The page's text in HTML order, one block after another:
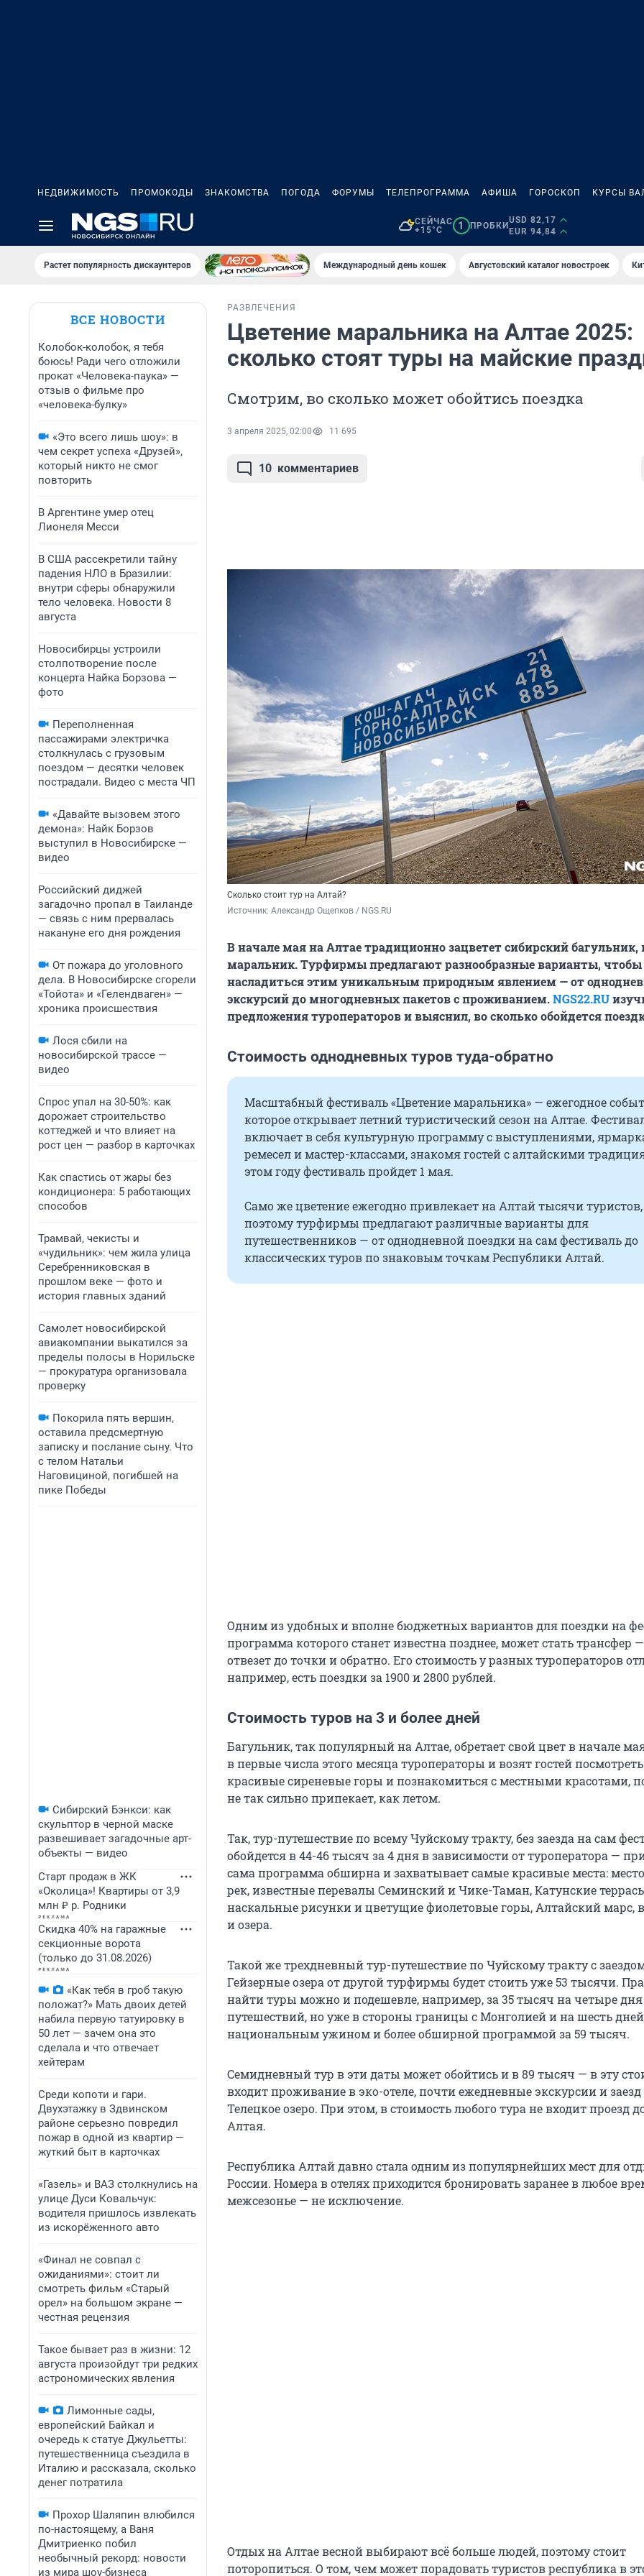
НЕДВИЖИМОСТЬ ПРОМОКОДЫ ЗНАКОМСТВА ПОГОДА ФОРУМЫ ТЕЛЕПРОГРАММА АФИША ГОРОСКОП КУРСЫ
СЕЙЧАС
+15°C
1 ПРОБКИ
USD 82,17
EUR 94,84
Растет популярность дискаунтеров Международный день кошек Августовский каталог новостроек
ВСЕ НОВОСТИ
Колобок-колобок, я тебя
боюсь! Ради чего отложили
прокат «Человека-паука» —
отзыв о фильме про
«человека-булку»
«Это всего лишь шоу»: в
чем секрет успеха «Друзей»,
который никто не смог
повторить
В Аргентине умер отец
Лионеля Месси
В США рассекретили тайну
падения НЛО в Бразилии:
внутри сферы обнаружили
тело человека. Новости 8
августа
Новосибирцы устроили
столпотворение после
концерта Найка Борзова —
фото
Переполненная
пассажирами электричка
столкнулась с грузовым
поездом — десятки человек
пострадали. Видео с места ЧП
«Давайте вызовем этого
демона»: Найк Борзов
выступил в Новосибирске —
видео
Российский диджей
загадочно пропал в Таиланде
— связь с ним прервалась
накануне его дня рождения
От пожара до уголовного
дела. В Новосибирске сгорели
«Тойота» и «Гелендваген» —
хроника происшествия
Лося сбили на
новосибирской трассе —
видео
Спрос упал на 30-50%: как
дорожает строительство
коттеджей и что влияет на
рост цен — разбор в карточках
Как спастись от жары без
кондиционера: 5 работающих
способов
Трамвай, чекисты и
«чудильник»: чем жила улица
Серебренниковская в
прошлом веке — фото и
история главных зданий
Самолет новосибирской
авиакомпании выкатился за
пределы полосы в Норильске
— прокуратура организовала
проверку
Покорила пять вершин,
оставила предсмертную
записку и послание сыну. Что
с телом Натальи
Наговициной, погибшей на
пике Победы
Сибирский Бэнкси: как
скульптор в черной маске
развешивает загадочные арт-
объекты — видео
Старт продаж в ЖК
«Околица»! Квартиры от 3,9
млн ₽ р. Родники
Скидка 40% на гаражные
секционные ворота
(только до 31.08.2026)
«Как тебя в гроб такую
положат?» Мать двоих детей
набила первую татуировку в
50 лет — зачем она это
сделала и что отвечает
хейтерам
Среди копоти и гари.
Двухэтажку в Здвинском
районе серьезно повредил
пожар в одной из квартир —
жуткий быт в карточках
«Газель» и ВАЗ столкнулись на
улице Дуси Ковальчук:
водителя пришлось извлекать
из искорёженного авто
«Финал не совпал с
ожиданиями»: стоит ли
смотреть фильм «Старый
орел» на большом экране —
честная рецензия
Такое бывает раз в жизни: 12
августа произойдут три редких
астрономических явления
Лимонные сады,
европейский Байкал и
очередь к статуе Джульетты:
путешественница съездила в
Италию и рассказала, сколько
денег потратила
Прохор Шаляпин влюбился
по-настоящему, а Ваня
Дмитриенко побил
необычный рекорд: новости
из мира шоу-бизнеса
РАЗВЛЕЧЕНИЯ
Цветение маральника на Алтае 2025:
сколько стоят туры на майские
Смотрим, во сколько может обойтись поездка
3 апреля 2025, 02:00 11 695
10 комментариев
Сколько стоит тур на Алтай?
Источник: Александр Ощепков / NGS.RU
В начале мая на Алтае традиционно зацветет сибирский багульник,
маральник. Турфирмы предлагают разнообразные варианты, чтобы
насладиться этим уникальным природным явлением — от
экскурсий до многодневных пакетов с проживанием.NGS22.RU
предложения туроператоров и выяснил, во сколько обойдется
Стоимость однодневных туров туда-обратно
Масштабный фестиваль «Цветение маральника» — ежегодное
которое открывает летний туристический сезон на Алтае.
включает в себя культурную программу с выступлениями,
ремесел и мастер-классами, знакомя гостей с алтайскими
этом году фестиваль пройдет 1 мая.
Само же цветение ежегодно привлекает на Алтай тысячи туристов,
поэтому турфирмы предлагают различные варианты для
путешественников — от однодневной поездки на сам фестиваль до
классических туров по знаковым точкам Республики Алтай.
Одним из удобных и вполне бюджетных вариантов для поездки на
программа которого станет известна позднее, может стать трансфер
отвезет до точки и обратно. Его стоимость у разных туроператоров
например, есть поездки за 1900 и 2800 рублей.
Стоимость туров на 3 и более дней
Багульник, так популярный на Алтае, обретает свой цвет в начале
в первые числа этого месяца туроператоры и возят гостей
красивые сиреневые горы и познакомиться с местными красотами,
не так сильно припекает, как летом.
Так, тур-путешествие по всему Чуйскому тракту, без заезда на сам
обойдется в 44-46 тысяч за 4 дня в зависимости от туроператора —
сама программа обширна и захватывает самые красивые места:
рек, известные перевалы Семинский и Чике-Таман, Катунские
наскальные рисунки и цветущие фиолетовые горы, Алтайский марс,
и озера.
Такой же трехдневный тур-путешествие по Чуйскому тракту с
Гейзерные озера от другой турфирмы будет стоить уже 53 тысячи.
найти туры можно и подешевле, например, за 35 тысяч на четыре дня
путешествий, но уже в стороны границы с Монголией и на шесть дней
национальным ужином и более обширной программой за 59 тысяч.
Семидневный тур в эти даты может обойтись и в 89 тысяч — в эту
входит проживание в эко-отеле, почти ежедневные экскурсии и заезд
Телецкое озеро. При этом, в стоимость любого тура не входит проезд
Алтая.
Республика Алтай давно стала одним из популярнейших мест для
России. Номера в отелях приходится бронировать заранее в любое
межсезонье — не исключение.
Отдых на Алтае весной выбирают всё больше людей, поэтому стоит
поторопиться. О том, чем может порадовать туристов республика в